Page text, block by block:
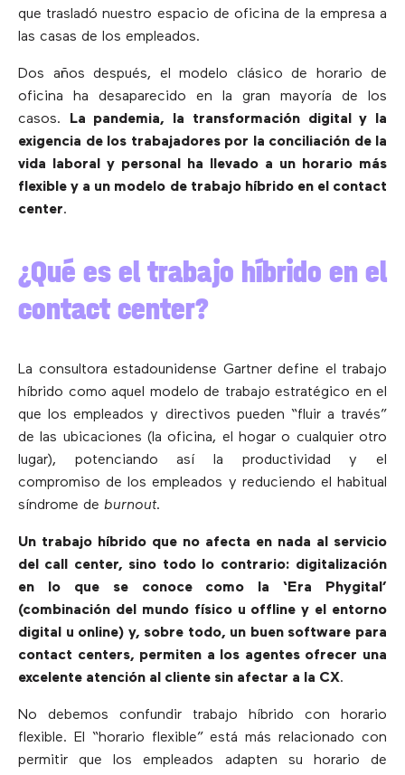
que trasladó nuestro espacio de oficina de la empresa a
las casas de los empleados.
Dos años después, el modelo clásico de horario de
oficina ha desaparecido en la gran mayoría de los
casos. La pandemia, la transformación digital y la
exigencia de los trabajadores por la conciliación de la
vida laboral y personal ha llevado a un horario más
flexible y a un modelo de trabajo híbrido en el contact
center.
¿Qué es el trabajo híbrido en el
contact center?
La consultora estadounidense Gartner define el trabajo
híbrido como aquel modelo de trabajo estratégico en el
que los empleados y directivos pueden “fluir a través”
de las ubicaciones (la oficina, el hogar o cualquier otro
lugar), potenciando así la productividad y el
compromiso de los empleados y reduciendo el habitual
síndrome de burnout.
Un trabajo híbrido que no afecta en nada al servicio
del call center, sino todo lo contrario: digitalización
en lo que se conoce como la ‘Era Phygital’
(combinación del mundo físico u offline y el entorno
digital u online) y, sobre todo, un buen software para
contact centers, permiten a los agentes ofrecer una
excelente atención al cliente sin afectar a la CX.
No debemos confundir trabajo híbrido con horario
flexible. El “horario flexible” está más relacionado con
permitir que los empleados adapten su horario de